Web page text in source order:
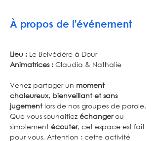
À propos de l'événement
Lieu : Le Belvédère à Dour
Animatrices : Claudia & Nathalie
Venez partager un moment
chaleureux, bienveillant et sans
jugement lors de nos groupes de parole.
Que vous souhaitiez échanger ou
simplement écouter, cet espace est fait
pour vous. Attention : cette activité